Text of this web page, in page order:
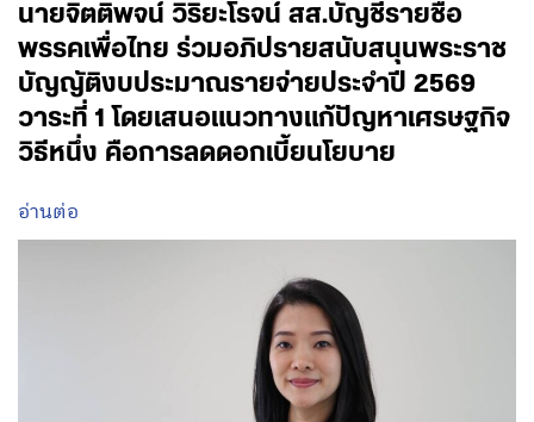
นายจิตติพจน์ วิริยะโรจน์ สส.บัญชีรายชื่อ
พรรคเพื่อไทย ร่วมอภิปรายสนับสนุนพระราช
บัญญัติงบประมาณรายจ่ายประจำปี 2569
วาระที่ 1 โดยเสนอแนวทางแก้ปัญหาเศรษฐกิจ
วิธีหนึ่ง คือการลดดอกเบี้ยนโยบาย
อ่านต่อ